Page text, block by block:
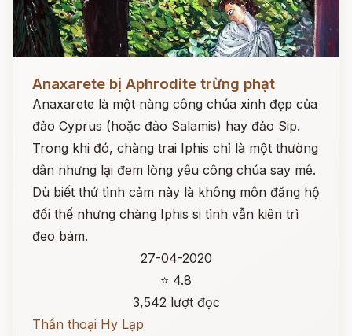
Anaxarete bị Aphrodite trừng phạt
Anaxarete là một nàng công chúa xinh đẹp của
đảo Cyprus (hoặc đảo Salamis) hay đảo Sip.
Trong khi đó, chàng trai Iphis chỉ là một thường
dân nhưng lại đem lòng yêu công chúa say mê.
Dù biết thứ tình cảm này là không môn đăng hộ
đối thế nhưng chàng Iphis si tình vẫn kiên trì
đeo bám.
27-04-2020
⭐ 4.8
3,542 lượt đọc
Thần thoại Hy Lạp